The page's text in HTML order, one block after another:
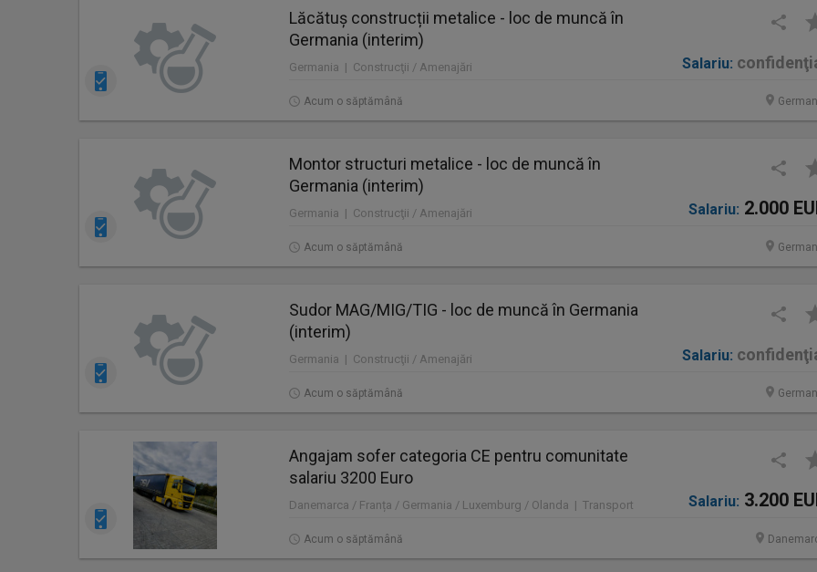
Lăcătuș construcții metalice - loc de muncă în
Germania (interim)
Germania | Construcţii / Amenajări Salariu:
Acum o săptămână
Montor structuri metalice - loc de muncă în
Germania (interim)
Germania | Construcţii / Amenajări Salariu: 2.000
Acum o săptămână
Sudor MAG/MIG/TIG - loc de muncă în Germania
(interim)
Germania | Construcţii / Amenajări Salariu:
Acum o săptămână
Angajam sofer categoria CE pentru comunitate
salariu 3200 Euro
Danemarca / Franța / Germania / Luxemburg / Olanda | Transport Salariu: 3.200
Acum o săptămână